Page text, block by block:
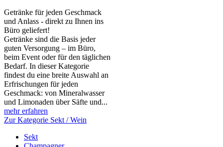
Getränke für jeden Geschmack
und Anlass - direkt zu Ihnen ins
Büro geliefert!
Getränke sind die Basis jeder
guten Versorgung – im Büro,
beim Event oder für den täglichen
Bedarf. In dieser Kategorie
findest du eine breite Auswahl an
Erfrischungen für jeden
Geschmack: von Mineralwasser
und Limonaden über Säfte und...
mehr erfahren
Zur Kategorie Sekt / Wein
Sekt